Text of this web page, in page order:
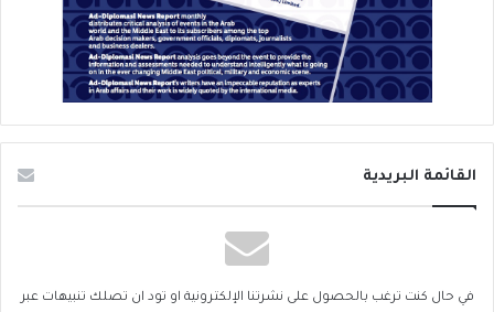
القائمة البريدية
في حال كنت ترغب بالحصول على نشرتنا الإلكترونية او تود ان تصلك تنبيهات عبر